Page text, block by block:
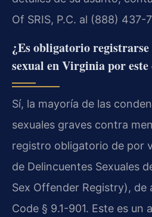
Of SRIS, P.C. al (888) 437-
¿Es obligatorio
sexual en Virginia por
Sí, la mayoría de las
sexuales graves contra
registro obligatorio de por
de Delincuentes Sexuales
Sex Offender Registry), de
Code § 9.1-901. Este es un